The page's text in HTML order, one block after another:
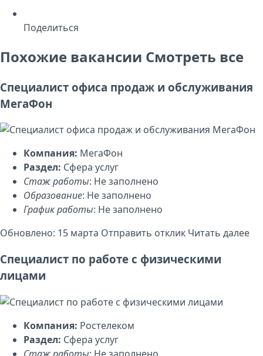
Поделиться
Похожие вакансии Смотреть все
Специалист офиса продаж и обслуживания
МегаФон
Компания: МегаФон
Раздел: Сфера услуг
Стаж работы: Не заполнено
Образование: Не заполнено
График работы: Не заполнено
Обновлено: 15 марта Отправить отклик Читать далее
Специалист по работе с физическими
лицами
Компания: Ростелеком
Раздел: Сфера услуг